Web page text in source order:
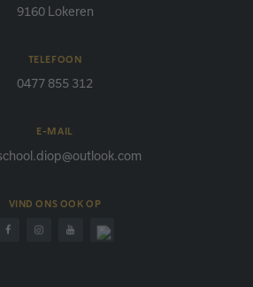
9160 Lokeren
TELEFOON
0477 855 312
E-MAIL
VIND ONS OOK OP